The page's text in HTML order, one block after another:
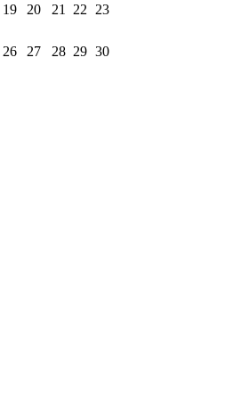
19 20 21 22 23
26 27 28 29 30